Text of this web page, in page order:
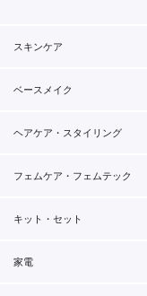
スキンケア
ベースメイク
ヘアケア・スタイリング
フェムケア・フェムテック
キット・セット
家電